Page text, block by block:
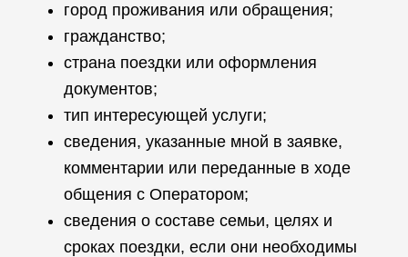
город проживания или обращения;
гражданство;
страна поездки или оформления
документов;
тип интересующей услуги;
сведения, указанные мной в заявке,
комментарии или переданные в ходе
общения с Оператором;
сведения о составе семьи, целях и
сроках поездки, если они необходимы